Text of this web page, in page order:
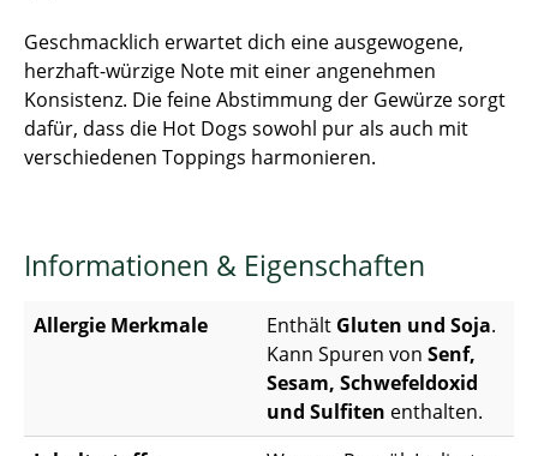
Geschmacklich erwartet dich eine ausgewogene,
herzhaft-würzige Note mit einer angenehmen
Konsistenz. Die feine Abstimmung der Gewürze sorgt
dafür, dass die Hot Dogs sowohl pur als auch mit
verschiedenen Toppings harmonieren.
Informationen & Eigenschaften
Allergie Merkmale Enthält Gluten und Soja.
Kann Spuren von Senf,
Sesam, Schwefeldoxid
und Sulfiten enthalten.